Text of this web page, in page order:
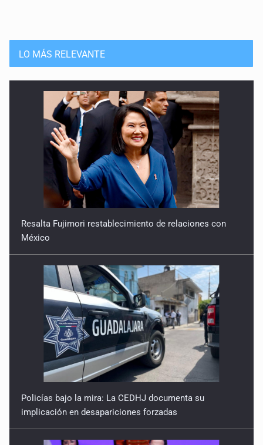
LO MÁS RELEVANTE
Resalta Fujimori restablecimiento de relaciones con
México
Policías bajo la mira: La CEDHJ documenta su
implicación en desapariciones forzadas